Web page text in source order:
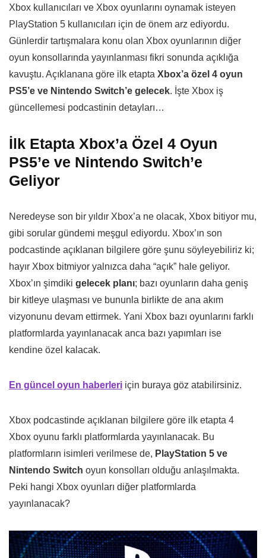
Xbox kullanıcıları ve Xbox oyunlarını oynamak isteyen
PlayStation 5 kullanıcıları için de önem arz ediyordu.
Günlerdir tartışmalara konu olan Xbox oyunlarının diğer
oyun konsollarında yayınlanması fikri sonunda açıklığa
kavuştu. Açıklanana göre ilk etapta Xbox’a özel 4 oyun
PS5’e ve Nintendo Switch’e gelecek. İşte Xbox iş
güncellemesi podcastinin detayları…
İlk Etapta Xbox’a Özel 4 Oyun
PS5’e ve Nintendo Switch’e
Geliyor
Neredeyse son bir yıldır Xbox’a ne olacak, Xbox bitiyor mu,
gibi sorular gündemi meşgul ediyordu. Xbox’ın son
podcastinde açıklanan bilgilere göre şunu söyleyebiliriz ki;
hayır Xbox bitmiyor yalnızca daha “açık” hale geliyor.
Xbox’ın şimdiki gelecek planı; bazı oyunların daha geniş
bir kitleye ulaşması ve bununla birlikte de ana akım
vizyonunu devam ettirmek. Yani Xbox bazı oyunlarını farklı
platformlarda yayınlanacak anca bazı yapımları ise
kendine özel kalacak.
En güncel oyun haberleri için buraya göz atabilirsiniz.
Xbox podcastinde açıklanan bilgilere göre ilk etapta 4
Xbox oyunu farklı platformlarda yayınlanacak. Bu
platformların isimleri verilmese de, PlayStation 5 ve
Nintendo Switch oyun konsolları olduğu anlaşılmakta.
Peki hangi Xbox oyunları diğer platformlarda
yayınlanacak?